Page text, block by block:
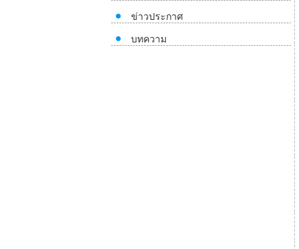
ข่าวประกาศ
บทความ